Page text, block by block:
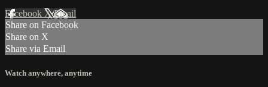
Facebook XEmail
Share on Facebook
Share on X
Share via Email
Watch anywhere, anytime